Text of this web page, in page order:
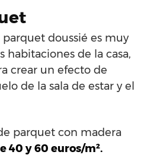
doussié es muy
habitaciones de la casa,
crear un efecto de
de la sala de estar y el
parquet con madera
40 y 60 euros/m².